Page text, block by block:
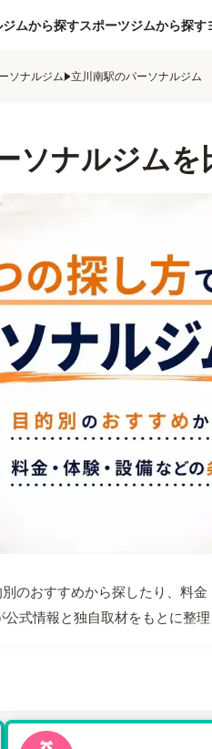
ムから探すスポーツジムから探す
ソナルジム 立川南駅のパーソナルジム
ソナルジムを
のおすすめから探したり、料
式情報と独自取材をもとに整理